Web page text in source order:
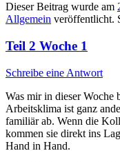
Dieser Beitrag wurde am
Allgemein veröffentlicht.
Teil 2 Woche 1
Schreibe eine Antwort
Was mir in dieser Woche
Arbeitsklima ist ganz
familiär ab. Wenn die
kommen sie direkt ins
Hand in Hand.